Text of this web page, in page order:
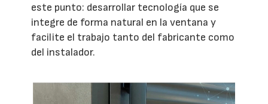
este punto: desarrollar tecnología que se
integre de forma natural en la ventana y
facilite el trabajo tanto del fabricante como
del instalador.